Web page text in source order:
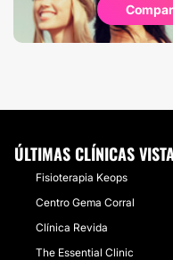
ÚLTIMAS CLÍNICAS
Fisioterapia Keops
Centro Gema Corral
Clínica Revida
The Essential Clinic